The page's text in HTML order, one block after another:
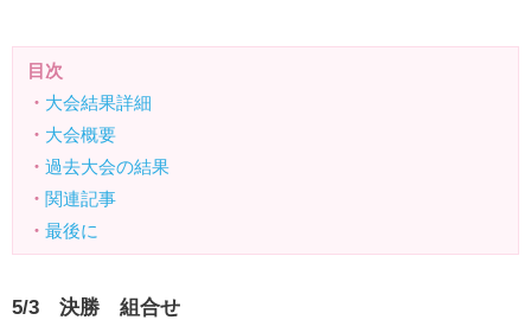
目次
・ 大会結果詳細
・ 大会概要
・ 過去大会の結果
・ 関連記事
・ 最後に
5/3 決勝 組合せ